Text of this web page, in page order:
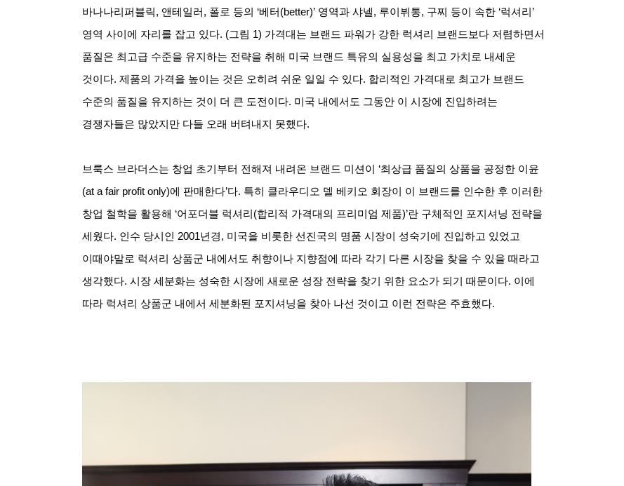
바나나리퍼블릭, 앤테일러, 폴로 등의 ‘베터(better)’ 영역과 샤넬, 루이뷔통, 구찌 등이 속한 ‘럭셔리’
영역 사이에 자리를 잡고 있다. (그림 1) 가격대는 브랜드 파워가 강한 럭셔리 브랜드보다 저렴하면서
품질은 최고급 수준을 유지하는 전략을 취해 미국 브랜드 특유의 실용성을 최고 가치로 내세운
것이다. 제품의 가격을 높이는 것은 오히려 쉬운 일일 수 있다. 합리적인 가격대로 최고가 브랜드
수준의 품질을 유지하는 것이 더 큰 도전이다. 미국 내에서도 그동안 이 시장에 진입하려는
경쟁자들은 많았지만 다들 오래 버텨내지 못했다.
브룩스 브라더스는 창업 초기부터 전해져 내려온 브랜드 미션이 ‘최상급 품질의 상품을 공정한 이윤
(at a fair profit only)에 판매한다’다. 특히 클라우디오 델 베키오 회장이 이 브랜드를 인수한 후 이러한
창업 철학을 활용해 ‘어포더블 럭셔리(합리적 가격대의 프리미엄 제품)’란 구체적인 포지셔닝 전략을
세웠다. 인수 당시인 2001년경, 미국을 비롯한 선진국의 명품 시장이 성숙기에 진입하고 있었고
이때야말로 럭셔리 상품군 내에서도 취향이나 지향점에 따라 각기 다른 시장을 찾을 수 있을 때라고
생각했다. 시장 세분화는 성숙한 시장에 새로운 성장 전략을 찾기 위한 요소가 되기 때문이다. 이에
따라 럭셔리 상품군 내에서 세분화된 포지셔닝을 찾아 나선 것이고 이런 전략은 주효했다.